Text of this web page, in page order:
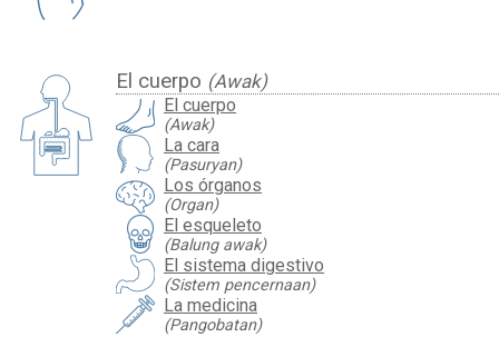
El cuerpo (Awak)
El cuerpo
(Awak)
La cara
(Pasuryan)
Los órganos
(Organ)
El esqueleto
(Balung awak)
El sistema digestivo
(Sistem pencernaan)
La medicina
(Pangobatan)